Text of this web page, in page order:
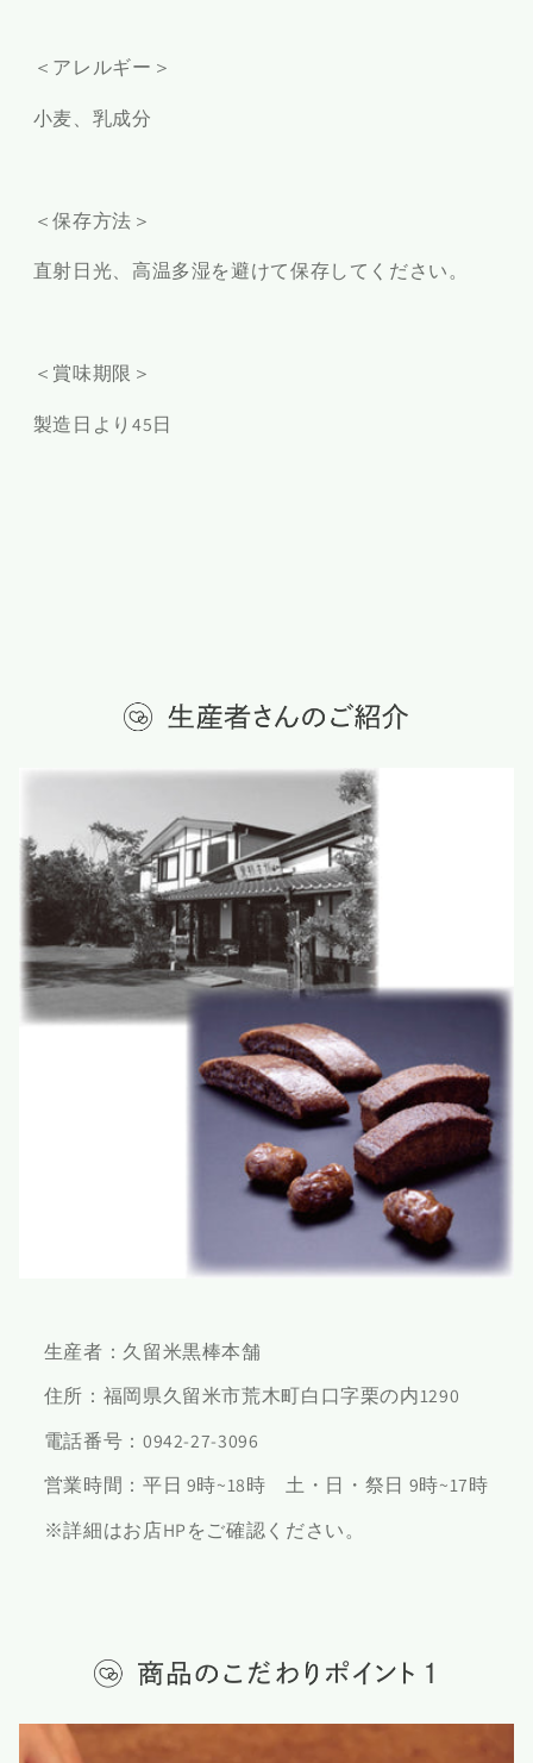
＜アレルギー＞
小麦、乳成分
＜保存方法＞
直射日光、高温多湿を避けて保存してください。
＜賞味期限＞
製造日より45日
生産者：久留米黒棒本舗
住所：福岡県久留米市荒木町白口字栗の内1290
電話番号：0942-27-3096
営業時間：平日 9時~18時 土・日・祭日 9時~17時
※詳細はお店HPをご確認ください。